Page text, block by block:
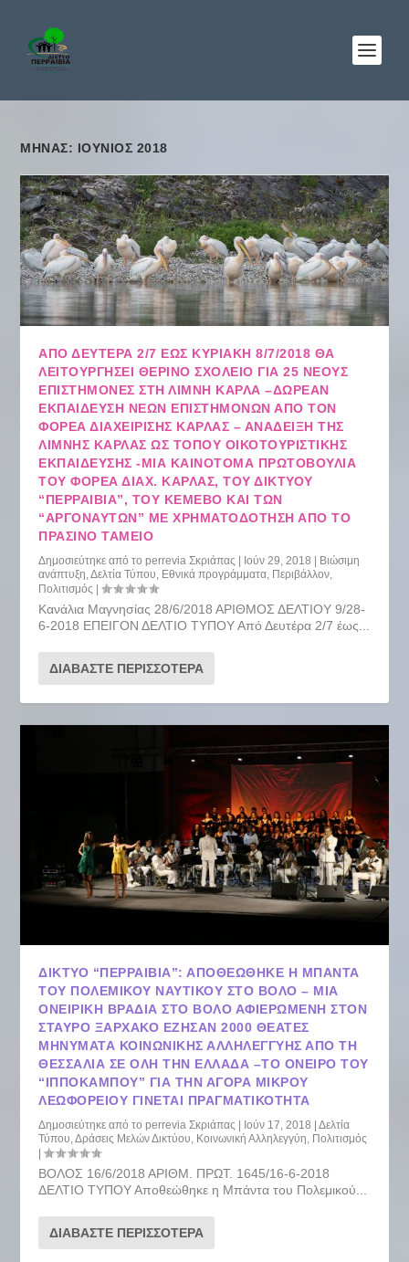
ΜΉΝΑΣ: ΙΟΎΝΙΟΣ 2018
ΑΠΌ ΔΕΥΤΈΡΑ 2/7 ΈΩΣ ΚΥΡΙΑΚΉ 8/7/2018 ΘΑ
ΛΕΙΤΟΥΡΓΉΣΕΙ ΘΕΡΙΝΌ ΣΧΟΛΕΊΟ ΓΙΑ 25 ΝΈΟΥΣ
ΕΠΙΣΤΉΜΟΝΕΣ ΣΤΗ ΛΊΜΝΗ ΚΆΡΛΑ –ΔΩΡΕΆΝ
ΕΚΠΑΊΔΕΥΣΗ ΝΈΩΝ ΕΠΙΣΤΗΜΌΝΩΝ ΑΠΌ ΤΟΝ
ΦΟΡΈΑ ΔΙΑΧΕΊΡΙΣΗΣ ΚΆΡΛΑΣ – ΑΝΆΔΕΙΞΗ ΤΗΣ
ΛΊΜΝΗΣ ΚΆΡΛΑΣ ΩΣ ΤΌΠΟΥ ΟΙΚΟΤΟΥΡΙΣΤΙΚΉΣ
ΕΚΠΑΊΔΕΥΣΗΣ -ΜΙΑ ΚΑΙΝΟΤΌΜΑ ΠΡΩΤΟΒΟΥΛΊΑ
ΤΟΥ ΦΟΡΈΑ ΔΙΑΧ. ΚΆΡΛΑΣ, ΤΟΥ ΔΙΚΤΎΟΥ
“ΠΕΡΡΑΙΒΙΑ”, ΤΟΥ ΚΕΜΕΒΟ ΚΑΙ ΤΩΝ
“ΑΡΓΟΝΑΥΤΏΝ” ΜΕ ΧΡΗΜΑΤΟΔΌΤΗΣΗ ΑΠΌ ΤΟ
ΠΡΆΣΙΝΟ ΤΑΜΕΊΟ
Δημοσιεύτηκε από τοperrevia Σκριάπας | Ιούν 29, 2018 | Βιώσιμη
ανάπτυξη ,Δελτία Τύπου Εθνικά προγράμματα Περιβάλλον
Πολιτισμός |
Κανάλια Μαγνησίας 28/6/2018 ΑΡΙΘΜΟΣ ΔΕΛΤΙΟΥ 9/28-
6-2018 ΕΠΕΙΓΟΝ ΔΕΛΤΙΟ ΤΥΠΟΥ Από Δευτέρα 2/7 έως...
ΔΙΑΒΆΣΤΕ ΠΕΡΙΣΣΌΤΕΡΑ
ΔΙΚΤΥΟ “ΠΕΡΡΑΙΒΙΑ”: ΑΠΟΘΕΏΘΗΚΕ Η ΜΠΆΝΤΑ
ΤΟΥ ΠΟΛΕΜΙΚΟΎ ΝΑΥΤΙΚΟΎ ΣΤΟ ΒΌΛΟ – ΜΙΑ
ΟΝΕΙΡΙΚΉ ΒΡΑΔΙΆ ΣΤΟ ΒΌΛΟ ΑΦΙΕΡΩΜΈΝΗ ΣΤΟΝ
ΣΤΑΎΡΟ ΞΑΡΧΆΚΟ ΈΖΗΣΑΝ 2000 ΘΕΑΤΈΣ
ΜΗΝΎΜΑΤΑ ΚΟΙΝΩΝΙΚΉΣ ΑΛΛΗΛΕΓΓΎΗΣ ΑΠΌ ΤΗ
ΘΕΣΣΑΛΊΑ ΣΕ ΌΛΗ ΤΗΝ ΕΛΛΆΔΑ –ΤΟ ΌΝΕΙΡΟ ΤΟΥ
“ΙΠΠΌΚΑΜΠΟΥ” ΓΙΑ ΤΗΝ ΑΓΟΡΆ ΜΙΚΡΟΎ
ΛΕΩΦΟΡΕΊΟΥ ΓΊΝΕΤΑΙ ΠΡΑΓΜΑΤΙΚΌΤΗΤΑ
Δημοσιεύτηκε από τοperrevia Σκριάπας Ιούν 17, 2018 |Δελτία
Τύπου,Δράσεις Μελών Δικτύου, Κοινωνική Αλληλεγγύη, Πολιτισμός
|
ΒΟΛΟΣ 16/6/2018 ΑΡΙΘΜ. ΠΡΩΤ. 1645/16-6-2018
ΔΕΛΤΙΟ ΤΥΠΟΥ Αποθεώθηκε η Μπάντα του Πολεμικού...
ΔΙΑΒΆΣΤΕ ΠΕΡΙΣΣΌΤΕΡΑ